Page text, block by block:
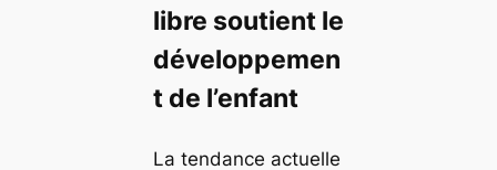
libre soutient le
développemen
t de l’enfant
La tendance actuelle